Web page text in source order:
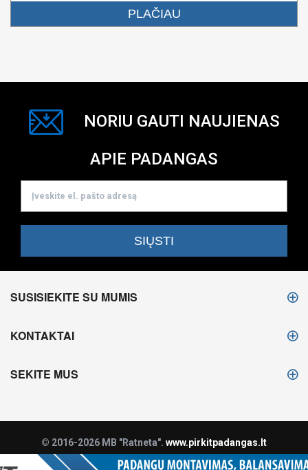
PLAČIAU
NORIU GAUTI NAUJIENAS
APIE PADANGAS
SUSISIEKITE SU MUMIS
KONTAKTAI
SEKITE MUS
© 2016-2026 MB "Ratneta". www.pirkitpadangas.lt